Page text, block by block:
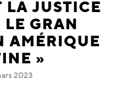
LA JUSTICE
LE GRAN
AMÉRIQUE
»
2023